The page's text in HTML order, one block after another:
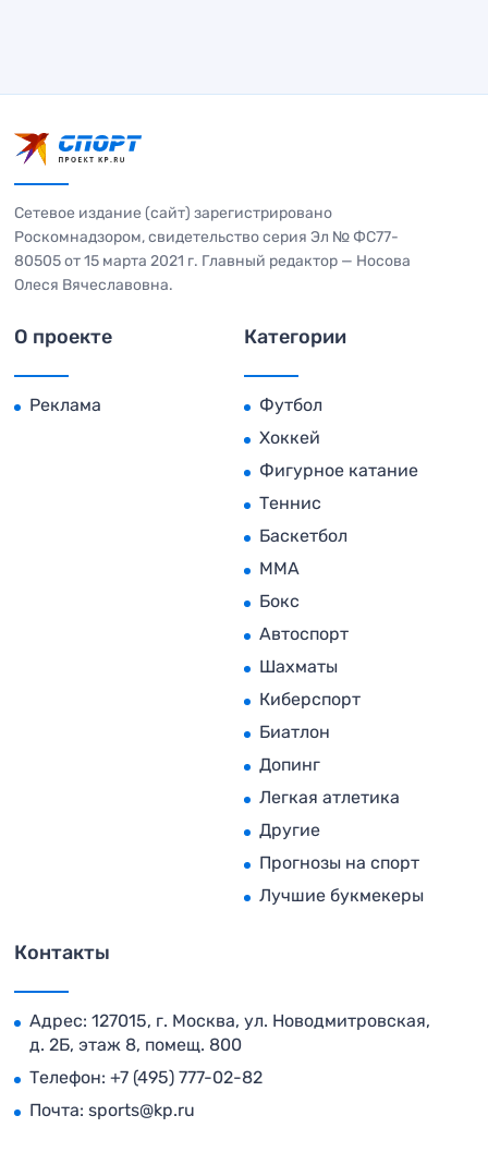
Сетевое издание (сайт) зарегистрировано
Роскомнадзором, свидетельство серия Эл № ФС77-
80505 от 15 марта 2021 г. Главный редактор — Носова
Олеся Вячеславовна.
О проекте
Реклама
Категории
Футбол
Хоккей
Фигурное катание
Теннис
Баскетбол
MMA
Бокс
Автоспорт
Шахматы
Киберспорт
Биатлон
Допинг
Легкая атлетика
Другие
Прогнозы на спорт
Лучшие букмекеры
Контакты
Адрес: 127015, г. Москва, ул. Новодмитровская,
д. 2Б, этаж 8, помещ. 800
Телефон: +7 (495) 777-02-82
Почта: sports@kp.ru